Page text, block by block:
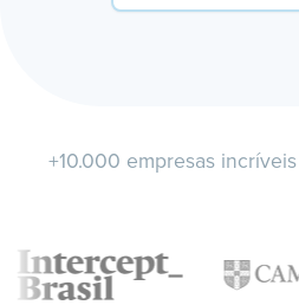
+10.000 empresas